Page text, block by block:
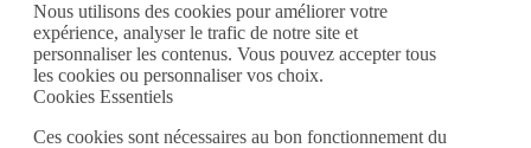
Nous utilisons des cookies pour améliorer votre
expérience, analyser le trafic de notre site et
personnaliser les contenus. Vous pouvez accepter tous
les cookies ou personnaliser vos choix.
Cookies Essentiels
Ces cookies sont nécessaires au bon fonctionnement du